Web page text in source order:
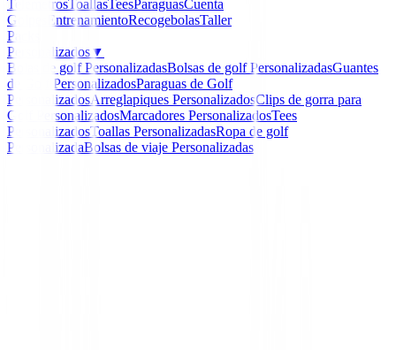
TelemetrosToallasTeesParaguasCuenta
Golpes
EntrenamientoRecogebolasTaller
Packs
Personalizados▼
Bolas de golf PersonalizadasBolsas de golf PersonalizadasGuantes
de Golf PersonalizadosParaguas de Golf
PersonalizadosArreglapiques PersonalizadosClips de gorra para
Golf PersonalizadosMarcadores PersonalizadosTees
PersonalizadosToallas PersonalizadasRopa de golf
PersonalizadaBolsas de viaje Personalizadas